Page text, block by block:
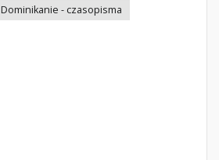
Dominikanie - czasopisma